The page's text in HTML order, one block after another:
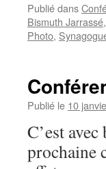
Publié dans
Bismuth Jarrassé,
Photo,
Publié le 10
C’est
prochaine